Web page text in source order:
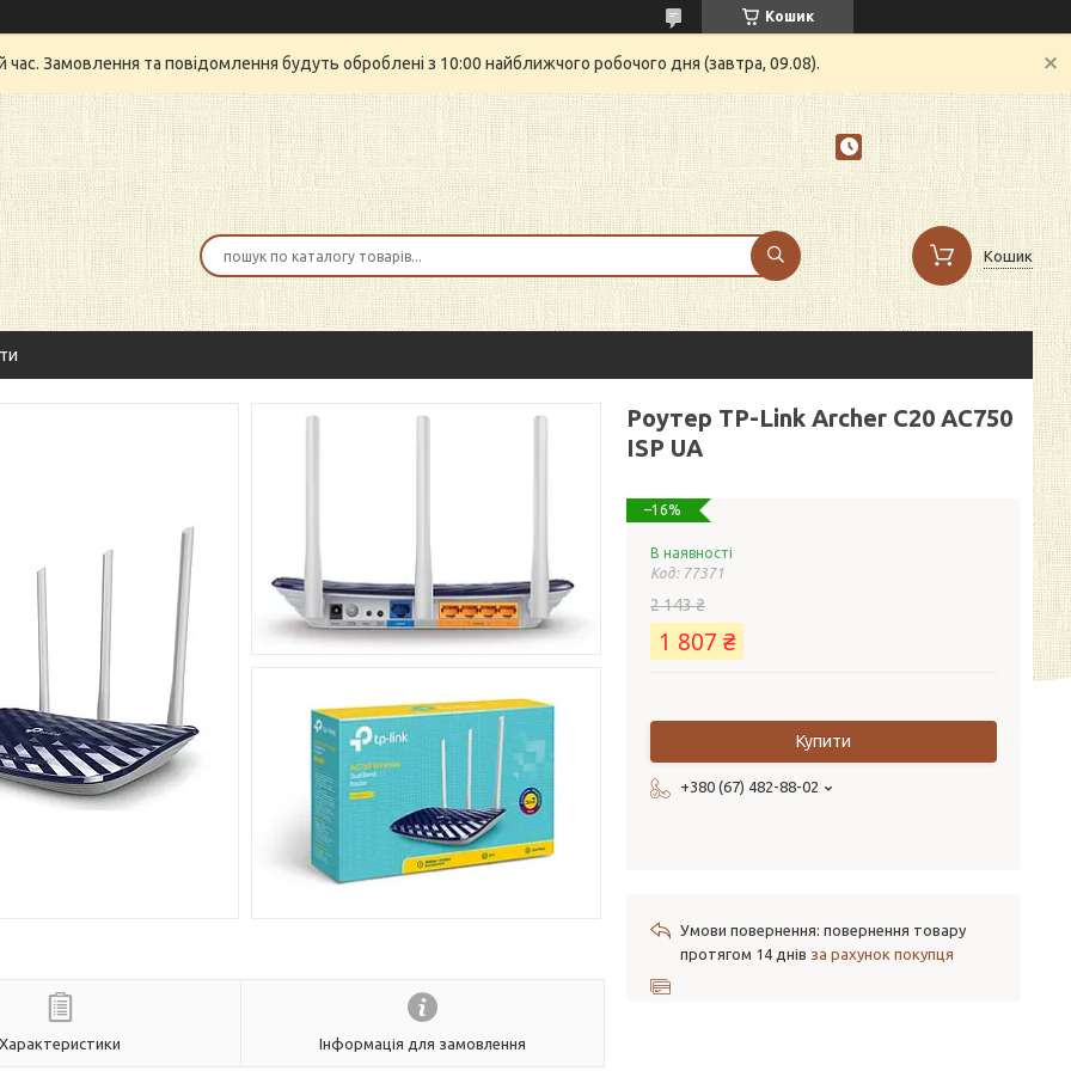
Кошик
час. Замовлення та повідомлення будуть оброблені з 10:00 найближчого робочого дня (завтра, 09.08).
Кошик
Характеристики Інформація для замовлення
Роутер TP-Link Archer C20 AC750
ISP UA
–16%
В наявності
Код: 77371
2 143 ₴
1 807 ₴
Купити
+380 (67) 482-88-02
повернення товару
протягом 14 днів за рахунок покупця